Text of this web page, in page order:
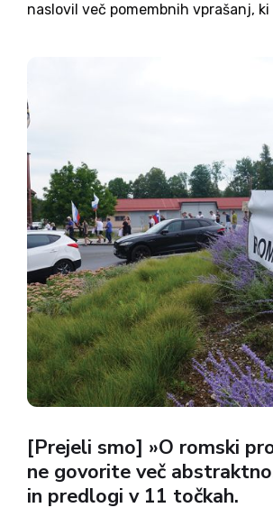
naslovil več pomembnih vprašanj,
[Prejeli smo] »O romski
ne govorite več
in predlogi v 11 točkah.